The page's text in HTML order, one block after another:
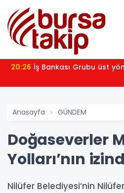
20:26 İş Bankası Grubu üst
Anasayfa GÜNDEM
Doğaseverler
Yolları’nın
Nilüfer Belediyesi’nin